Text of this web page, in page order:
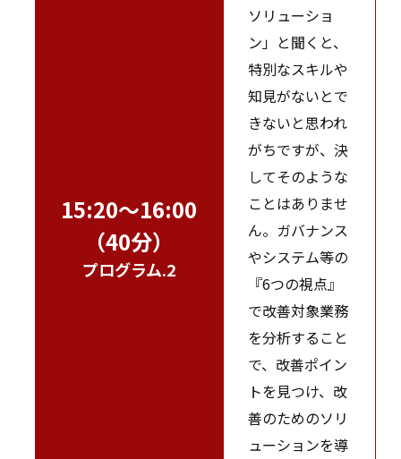
15:20～16:00
（40分）
プログラム.2
ソリューショ
ン」と聞くと、
特別なスキルや
知見がないとで
きないと思われ
がちですが、決
してそのような
ことはありませ
ん。ガバナンス
やシステム等の
『6つの視点』
で改善対象業務
を分析すること
で、改善ポイン
トを見つけ、改
善のためのソリ
ューションを導